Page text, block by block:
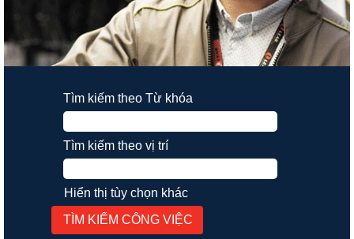
Tìm kiếm theo Từ khóa
Tìm kiếm theo vị trí
Hiển thị tùy chọn khác